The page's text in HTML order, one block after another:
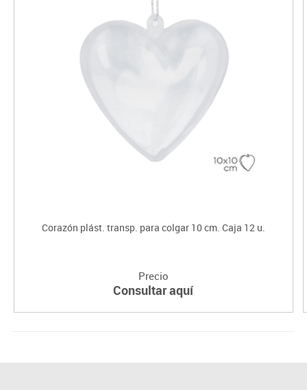
Corazón plást. transp. para colgar 10 cm. Caja 12 u.
Precio
Consultar aquí